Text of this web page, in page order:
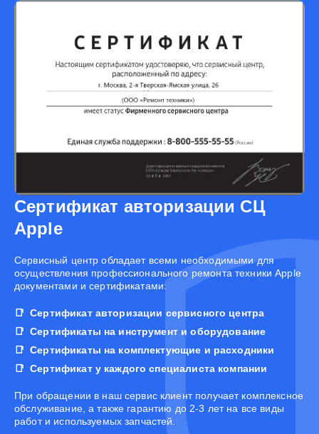
Сертификат авторизации СЦ
Apple
Cервисный центр обладает всеми необходимыми для
осуществления профессионального ремонта техники Apple
документами и сертификатами:
Сертификат авторизации сервисного центра
Сертификаты на инструмент и оборудование
Сертификаты на комплектующие и расходники
Сертификат у каждого специалиста компании
При обращении в наш сервис клиент получает комплексное
обслуживание, а также гарантию до 2-3 лет на все виды
работ и используемых запчастей.